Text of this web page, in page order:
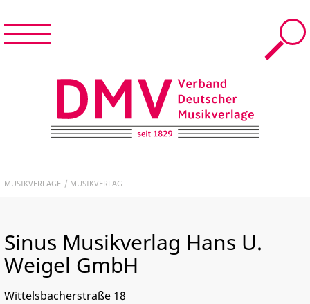
START
NEWS & TERMINE
MUSIKVERLAGE
FÜR MITGLIEDER
MUSIKVERLAGE MUSIKVERLAG
Sinus Musikverlag Hans U.
Weigel GmbH
Wittelsbacherstraße 18